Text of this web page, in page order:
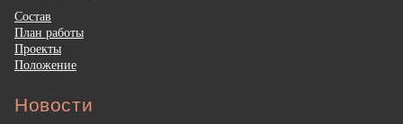
Состав
План работы
Проекты
Положение
Новости